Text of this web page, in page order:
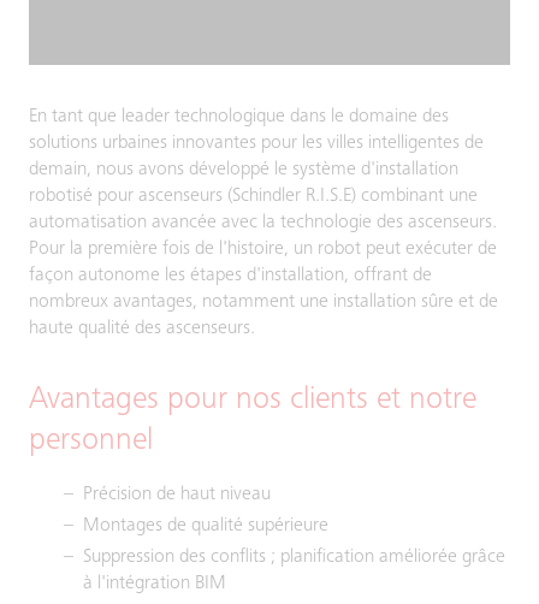
En tant que leader technologique dans le domaine des
solutions urbaines innovantes pour les villes intelligentes de
demain, nous avons développé le système d'installation
robotisé pour ascenseurs (Schindler R.I.S.E) combinant une
automatisation avancée avec la technologie des ascenseurs.
Pour la première fois de l'histoire, un robot peut exécuter de
façon autonome les étapes d'installation, offrant de
nombreux avantages, notamment une installation sûre et de
haute qualité des ascenseurs.
Avantages pour nos clients et notre
personnel
Précision de haut niveau
Montages de qualité supérieure
Suppression des conflits ; planification améliorée grâce
à l'intégration BIM